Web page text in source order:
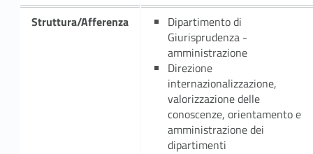
Struttura/Afferenza
Dipartimento di
Giurisprudenza -
amministrazione
Direzione
internazionalizzazione,
valorizzazione delle
conoscenze, orientamento e
amministrazione dei
dipartimenti